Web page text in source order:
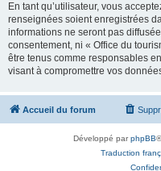
En tant qu’utilisateur, vous
renseignées soient enregistrées
informations ne seront pas
consentement, ni « Office du
être tenus comme responsables
visant à compromettre vos
Accueil du forum
Développé parphpBB
Traduction